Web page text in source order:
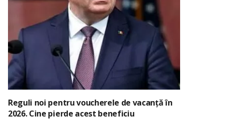
Reguli noi pentru voucherele de vacanță în
2026. Cine pierde acest beneficiu